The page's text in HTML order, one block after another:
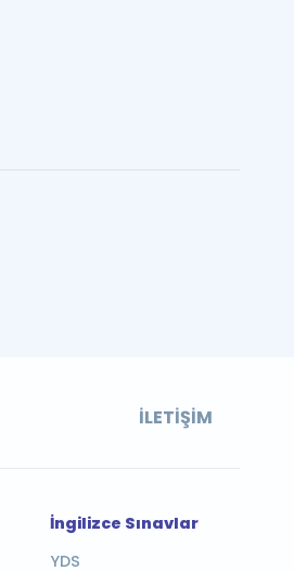
İLETIŞIM
İngilizce Sınavlar
YDS